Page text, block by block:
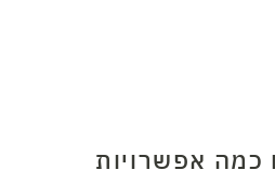
כמה אפשרויות